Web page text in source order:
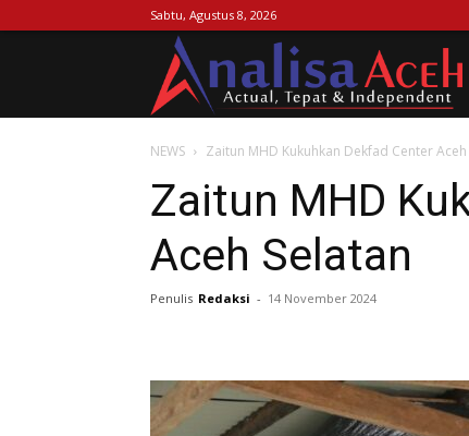
Sabtu, Agustus 8, 2026
NEWS Zaitun MHD Kukuhkan Dekfad Center Aceh
Zaitun MHD
Aceh Selatan
Penulis Redaksi - 14 November 2024